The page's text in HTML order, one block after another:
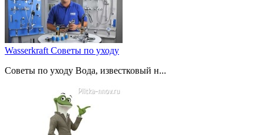
Wasserkraft Советы по уходу
Советы по уходу Вода, известковый н...